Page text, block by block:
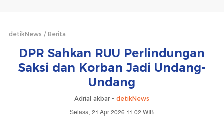
detikNews Berita
DPR Sahkan RUU Perlindungan
Saksi dan Korban Jadi Undang-
Undang
Adrial akbar - detikNews
Selasa, 21 Apr 2026 11:02 WIB